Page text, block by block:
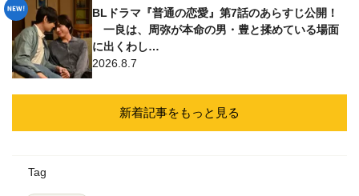
BLドラマ『普通の恋愛』第7話のあらすじ公開！
一良は、周弥が本命の男・豊と揉めている場面
に出くわし…
2026.8.7
新着記事をもっと見る
Tag